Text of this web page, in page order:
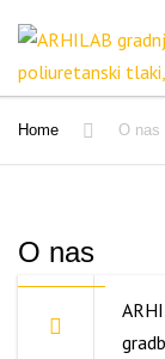
Home O nas
O nas